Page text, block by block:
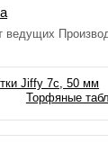
ведущих
Jiffy 7c, 50 мм
Торфяные